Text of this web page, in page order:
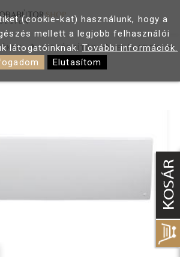
KIEGÉSZÍTŐK
ELŐLAPOK
160
(cookie-kat) használunk, hogy a
mellett a legjobb felhasználói
látogatóinknak.További információk.
Elutasítom